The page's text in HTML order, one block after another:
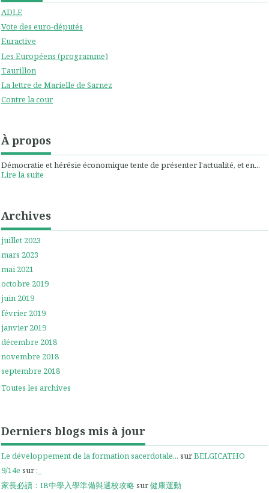
ADLE
Vote des euro-députés
Euractive
Les Européens (programme)
Taurillon
La lettre de Marielle de Sarnez
Contre la cour
À propos
Démocratie et hérésie économique tente de présenter l'actualité, et en...
Lire la suite
Archives
juillet 2023
mars 2023
mai 2021
octobre 2019
juin 2019
février 2019
janvier 2019
décembre 2018
novembre 2018
septembre 2018
Toutes les archives
Derniers blogs mis à jour
Le développement de la formation sacerdotale... surBELGICATHO
9/14e sur;_
家長必讀：IB中學入學準備與選校攻略 sur健康運動